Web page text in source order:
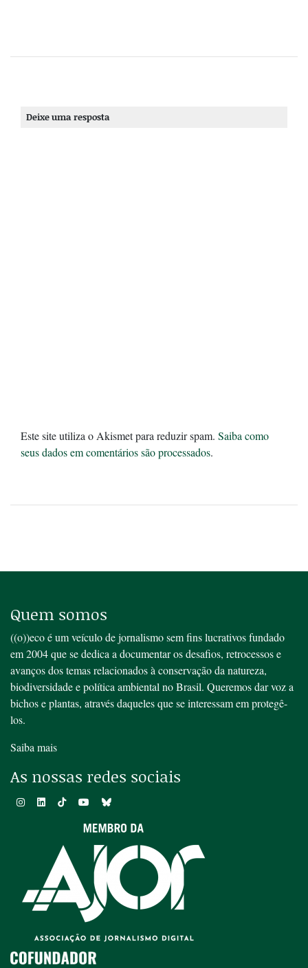
Deixe uma resposta
Este site utiliza o Akismet para reduzir spam. Saiba como
seus dados em comentários são processados.
Quem somos
((o))eco é um veículo de jornalismo sem fins lucrativos fundado
em 2004 que se dedica a documentar os desafios, retrocessos e
avanços dos temas relacionados à conservação da natureza,
biodiversidade e política ambiental no Brasil. Queremos dar voz a
bichos e plantas, através daqueles que se interessam em protegê-
los.
Saiba mais
As nossas redes sociais